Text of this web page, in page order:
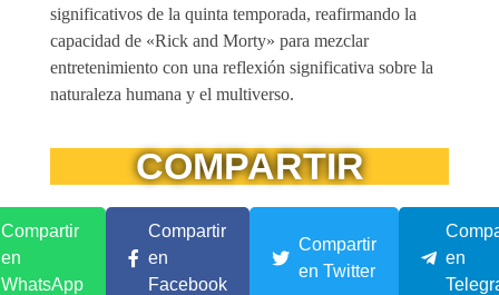
significativos de la quinta temporada, reafirmando la
capacidad de «Rick and Morty» para mezclar
entretenimiento con una reflexión significativa sobre la
naturaleza humana y el multiverso.
COMPARTIR
Compartir
en
WhatsApp
Compartir
en
Facebook
Compartir
en Twitter
en